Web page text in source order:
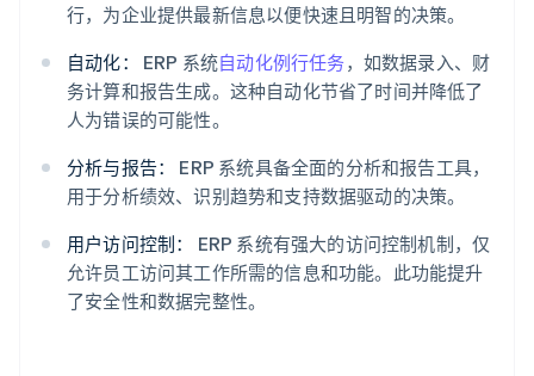
行，为企业提供最新信息以便快速且明智的决策。
自动化：
ERP 系统自动化例行任务 ，如数据录入、财
务计算和报告生成。这种自动化节省了时间并降低了
人为错误的可能性。
分析与报告：
ERP 系统具备全面的分析和报告工具，
用于分析绩效、识别趋势和支持数据驱动的决策。
用户访问控制：
ERP 系统有强大的访问控制机制，仅
允许员工访问其工作所需的信息和功能。此功能提升
了安全性和数据完整性。